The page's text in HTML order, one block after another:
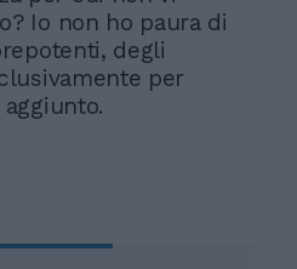
Io non ho paura di
degli
per